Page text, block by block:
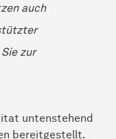
auch
zur
untenstehend
bereitgestellt.